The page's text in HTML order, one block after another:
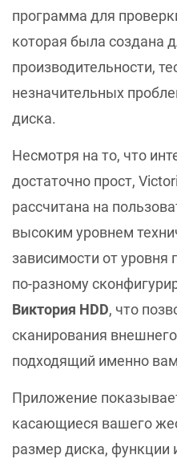
программа для
которая была создана
производительности,
незначительных
диска.
Несмотря на то, что
достаточно прост,
рассчитана на
высоким уровнем
зависимости от
по-разному
Виктория HDD, что
сканирования
подходящий именно
Приложение
касающиеся вашего
размер диска, функции